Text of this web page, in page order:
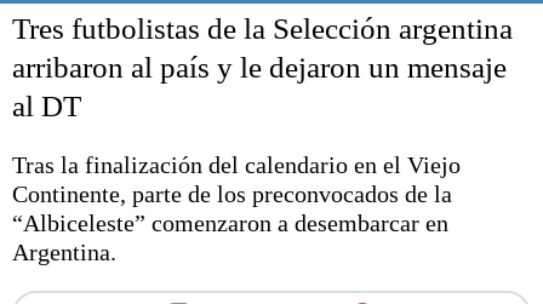
El mundo
Seguridad
Opinión
Liga del Sur
Fútbol
Arte y cultura
Tres futbolistas de la Selección argentina
arribaron al país y le dejaron un mensaje
al DT
Tras la finalización del calendario en el Viejo
Continente, parte de los preconvocados de la
“Albiceleste” comenzaron a desembarcar en
Argentina.